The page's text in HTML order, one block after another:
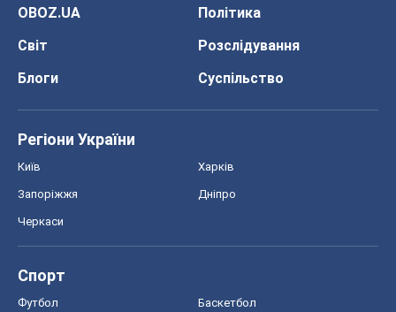
OBOZ.UA
Політика
Світ
Розслідування
Блоги
Суспільство
Регіони України
Київ Харків
Запоріжжя Дніпро
Черкаси
Спорт
Футбол Баскетбол